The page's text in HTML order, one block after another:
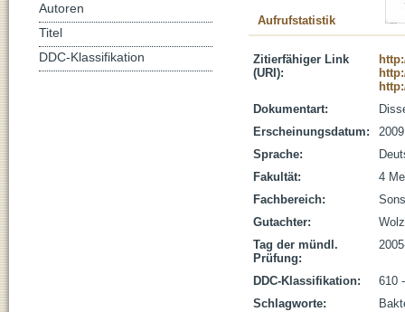
Aufrufstatistik
Zitierfähiger Link
(URI):
Dokumentart:
Erscheinungsdatum:
2009
Sprache:
Fakultät:
4
Fachbereich:
Gutachter:
Tag der mündl.
Prüfung:
DDC-Klassifikation:
610
Schlagworte:
Autoren
Titel
DDC-Klassifikation